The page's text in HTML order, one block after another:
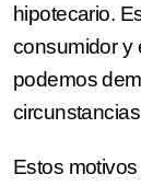
hipotecario.
consumidor y
podemos
Estos